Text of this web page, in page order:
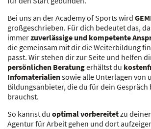
Bei uns an der Academy of Sports wird
großgeschrieben. Für dich bedeutet das,
immerzuverlässige und kompetente
die gemeinsam mit dir die Weiterbildung
passt. Wir stehen dir zur Seite und helfen
persönlichen Beratungerhältst du
Infomaterialiensowie alle Unterlagen von
Bildungsanbieter, die du für dein
brauchst.
So kannst du optimal vorbereitetzu
Agentur für Arbeit gehen und dort